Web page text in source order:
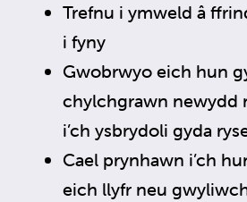
Trefnu i ymweld â
i fyny
Gwobrwyo eich hun
chylchgrawn newydd
i’ch ysbrydoli gyda
Cael prynhawn i’ch
eich llyfr neu